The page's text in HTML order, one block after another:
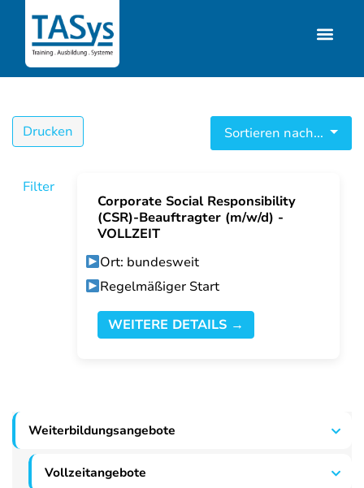
Drucken Sortieren nach...
Filter
Corporate Social Responsibility
(CSR)-Beauftragter (m/w/d) -
VOLLZEIT
Ort: bundesweit
Regelmäßiger Start
WEITERE DETAILS →
Weiterbildungsangebote
Vollzeitangebote